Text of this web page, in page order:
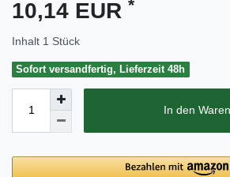
10,14 EUR *
Inhalt 1 Stück
Sofort versandfertig, Lieferzeit 48h
In den